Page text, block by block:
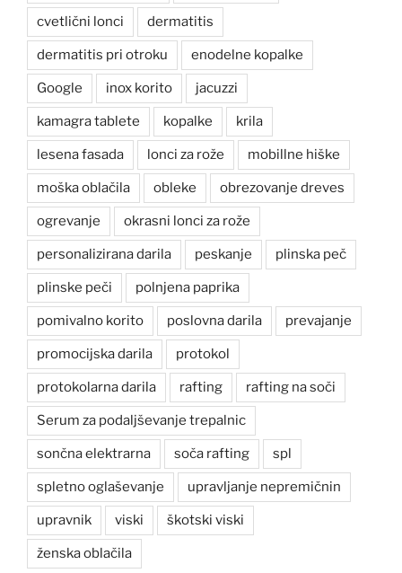
cvetlični lonci dermatitis
dermatitis pri otroku enodelne kopalke
Google inox korito jacuzzi
kamagra tablete kopalke krila
lesena fasada lonci za rože mobillne hiške
moška oblačila obleke obrezovanje dreves
ogrevanje okrasni lonci za rože
personalizirana darila peskanje plinska peč
plinske peči polnjena paprika
pomivalno korito poslovna darila prevajanje
promocijska darila protokol
protokolarna darila rafting rafting na soči
Serum za podaljševanje trepalnic
sončna elektrarna soča rafting spl
spletno oglaševanje upravljanje nepremičnin
upravnik viski škotski viski
ženska oblačila